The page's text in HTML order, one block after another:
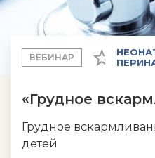
ВЕБИНАР
«Грудное
Грудное
детей